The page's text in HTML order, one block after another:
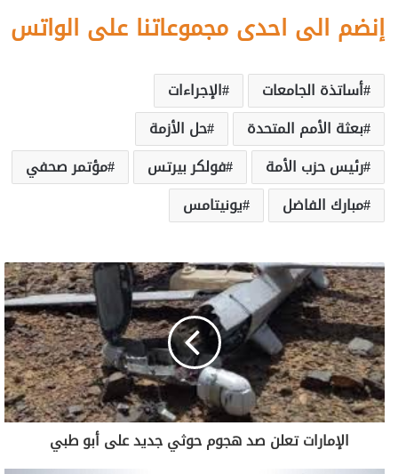
إنضم الى احدى مجموعاتنا على الواتس
أساتذة الجامعات
الإجراءات
بعثة الأمم المتحدة
حل الأزمة
رئيس حزب الأمة
فولكر بيرتس
مؤتمر صحفي
مبارك الفاضل
يونيتامس
الإمارات تعلن صد هجوم حوثي جديد على أبو طبي